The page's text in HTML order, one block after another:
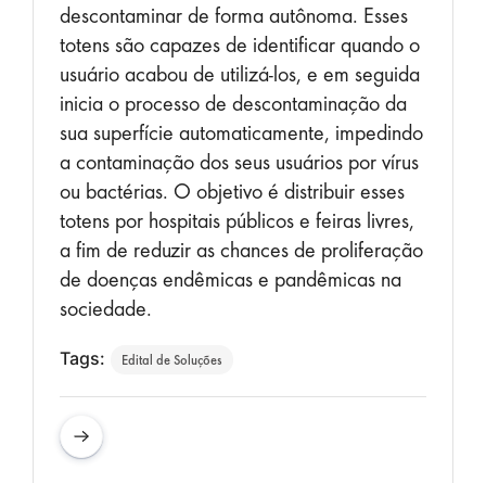
descontaminar de forma autônoma. Esses
totens são capazes de identificar quando o
usuário acabou de utilizá-los, e em seguida
inicia o processo de descontaminação da
sua superfície automaticamente, impedindo
a contaminação dos seus usuários por vírus
ou bactérias. O objetivo é distribuir esses
totens por hospitais públicos e feiras livres,
a fim de reduzir as chances de proliferação
de doenças endêmicas e pandêmicas na
sociedade.
Tags: Edital de Soluções